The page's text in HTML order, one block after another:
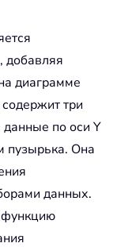
добавляя
диаграмме
три
по оси Y
пузырька. Она
данных.
функцию